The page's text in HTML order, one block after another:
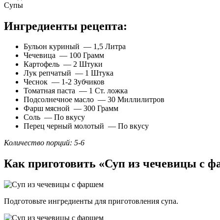
Супы
Ингредиенты рецепта:
Бульон куриный — 1,5 Литра
Чечевица — 100 Грамм
Картофель — 2 Штуки
Лук репчатый — 1 Штука
Чеснок — 1-2 Зубчиков
Томатная паста — 1 Ст. ложка
Подсолнечное масло — 30 Миллилитров
Фарш мясной — 300 Грамм
Соль — По вкусу
Перец черный молотый — По вкусу
Количество порций: 5-6
Как приготовить «Суп из чечевицы с
Подготовьте ингредиенты для приготовления супа.